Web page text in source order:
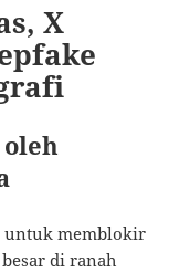
X
untuk memblokir
di ranah